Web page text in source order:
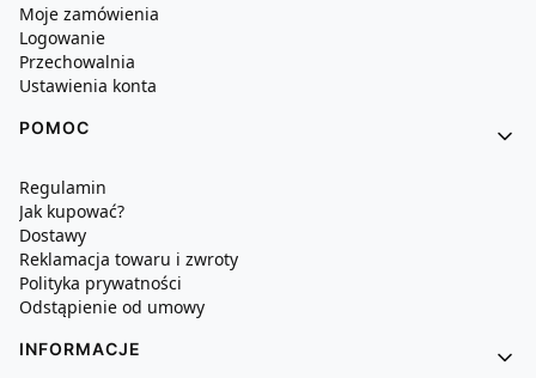
Moje zamówienia
Logowanie
Przechowalnia
Ustawienia konta
POMOC
Regulamin
Jak kupować?
Dostawy
Reklamacja towaru i zwroty
Polityka prywatności
Odstąpienie od umowy
INFORMACJE